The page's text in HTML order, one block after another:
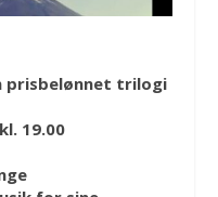
prisbelønnet trilogi
19.00